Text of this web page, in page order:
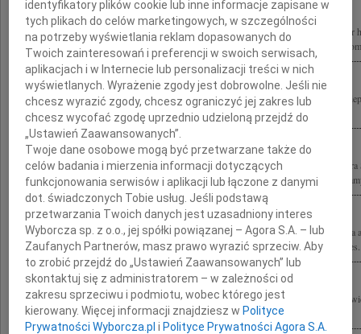
Z prawdziwym smutkiem przyjęliśmy wiadomość o tragicznej śmierci Profesora dr
Wszystkie wybitne projekty na długo zapadną nam w pamięć Rodzinie,
Wstrząśnięci wiadomością o tragicznej śmierci Stefana Kuryłowicza w poczuciu
Ewie Kuryłowicz wyrazy żalu i współczucia Jacek Kwieciński z rodziną
Z głębokim smutkiem i żalem przyjęliśmy wiadomość o tragicznej śmierci profesora
wybitnego architekta i wspaniałego Człowieka Szczere wyrazy współczucia
Z powodu tragicznej śmierci prof. Stefana Kuryłowicza nieocenionej postaci świata
zaszczyt współpracować najszczersze wyrazy współczucia Rodzinie składają
Z głębokim smutkiem przyjęliśmy wiadomość o śmierci profesora Stefana
życiu wszystkich nas, autorytetem w dziedzinie architektury i wzorem do...
identyfikatory plików cookie lub inne informacje zapisane w
tych plikach do celów marketingowych, w szczególności
na potrzeby wyświetlania reklam dopasowanych do
Twoich zainteresowań i preferencji w swoich serwisach,
aplikacjach i w Internecie lub personalizacji treści w nich
wyświetlanych. Wyrażenie zgody jest dobrowolne. Jeśli nie
chcesz wyrazić zgody, chcesz ograniczyć jej zakres lub
chcesz wycofać zgodę uprzednio udzieloną przejdź do
„Ustawień Zaawansowanych”.
Twoje dane osobowe mogą być przetwarzane także do
celów badania i mierzenia informacji dotyczących
funkcjonowania serwisów i aplikacji lub łączone z danymi
dot. świadczonych Tobie usług. Jeśli podstawą
przetwarzania Twoich danych jest uzasadniony interes
Wyborcza sp. z o.o., jej spółki powiązanej – Agora S.A. – lub
Zaufanych Partnerów, masz prawo wyrazić sprzeciw. Aby
to zrobić przejdź do „Ustawień Zaawansowanych” lub
skontaktuj się z administratorem – w zależności od
zakresu sprzeciwu i podmiotu, wobec którego jest
kierowany. Więcej informacji znajdziesz w Polityce
Prywatności Wyborcza.pl i Polityce Prywatności Agora S.A.